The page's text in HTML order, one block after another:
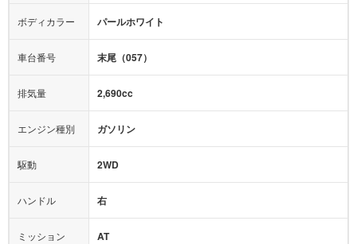
ミュージックプレイヤー接続可
後席モニター
エアバッグ：
衝撃緩和ヘッドレスト
サポカー
アダプティブクルーズコントロール
ヒルディセントコントロール
オートマチックハイビーム
ボディカラー パールホワイト
車台番号 末尾（057）
排気量 2,690cc
エンジン種別 ガソリン
駆動 2WD
ハンドル 右
ミッション AT